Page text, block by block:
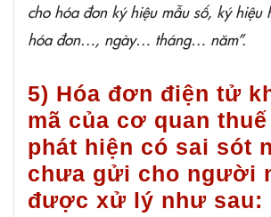
cho hóa đơn ký hiệu mẫu số, ký
hóa đơn…, ngày… tháng… năm”.
5) Hóa đơn điện tử
mã của cơ quan
phát hiện có sai sót
chưa gửi cho người
được xử lý như sau: